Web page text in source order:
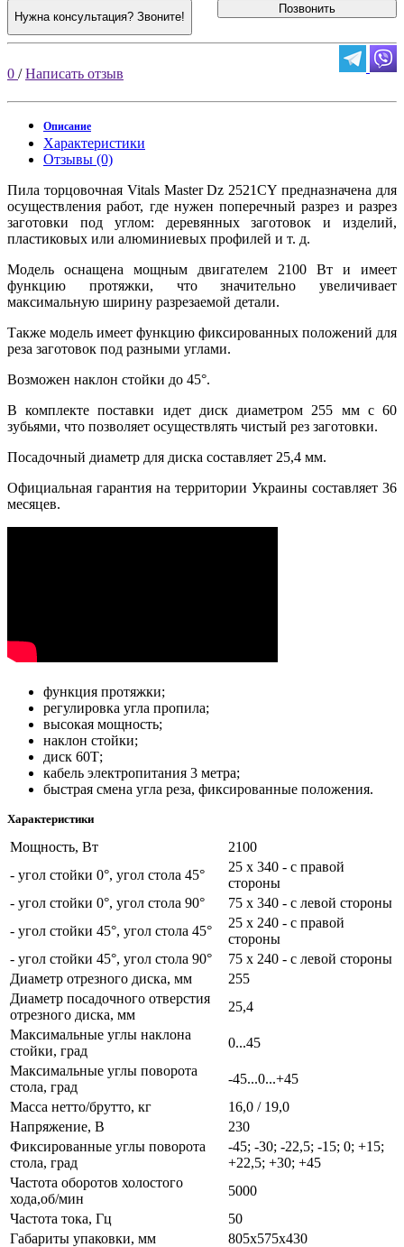
Нужна консультация? Звоните!
Позвонить
0 /Написать отзыв
Описание
Характеристики
Отзывы (0)
Пила торцовочная Vitals Master Dz 2521CY предназначена для
осуществления работ, где нужен поперечный разрез и разрез
заготовки под углом: деревянных заготовок и изделий,
пластиковых или алюминиевых профилей и т. д.
Модель оснащена мощным двигателем 2100 Вт и имеет
функцию протяжки, что значительно увеличивает
максимальную ширину разрезаемой детали.
Также модель имеет функцию фиксированных положений для
реза заготовок под разными углами.
Возможен наклон стойки до 45°.
В комплекте поставки идет диск диаметром 255 мм с 60
зубьями, что позволяет осуществлять чистый рез заготовки.
Посадочный диаметр для диска составляет 25,4 мм.
Официальная гарантия на территории Украины составляет 36
месяцев.
функция протяжки;
регулировка угла пропила;
высокая мощность;
наклон стойки;
диск 60Т;
кабель электропитания 3 метра;
быстрая смена угла реза, фиксированные положения.
Характеристики
Мощность, Вт
2100
- угол стойки 0°, угол стола 45°
25 х 340 - с правой
стороны
- угол стойки 0°, угол стола 90°
75 х 340 - с левой стороны
- угол стойки 45°, угол стола 45°
25 х 240 - с правой
стороны
- угол стойки 45°, угол стола 90°
75 х 240 - с левой стороны
Диаметр отрезного диска, мм
255
Диаметр посадочного отверстия
отрезного диска, мм
25,4
Максимальные углы наклона
стойки, град
0...45
Максимальные углы поворота
стола, град
-45...0...+45
Масса нетто/брутто, кг
16,0 / 19,0
Напряжение, В
230
Фиксированные углы поворота
стола, град
-45; -30; -22,5; -15; 0; +15;
+22,5; +30; +45
Частота оборотов холостого
хода,об/мин
5000
Частота тока, Гц
50
Габариты упаковки, мм
805х575х430